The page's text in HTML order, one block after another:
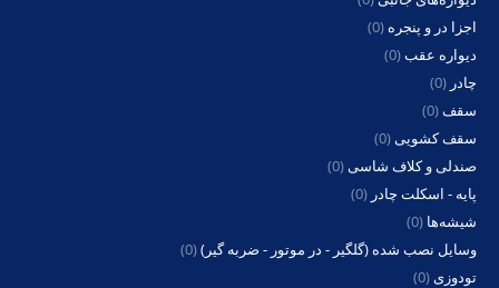
اجزا در و پنجره (0)
دیواره عقب(0)
چادر (0)
سقف(0)
سقف کشویی(0)
صندلی و کلاف شاسی(0)
پایه - اسکلت چادر (0)
شیشه‌ها (0)
وسایل نصب شده (گلگیر - در موتور - ضربه گیر)(0)
تودوزی(0)